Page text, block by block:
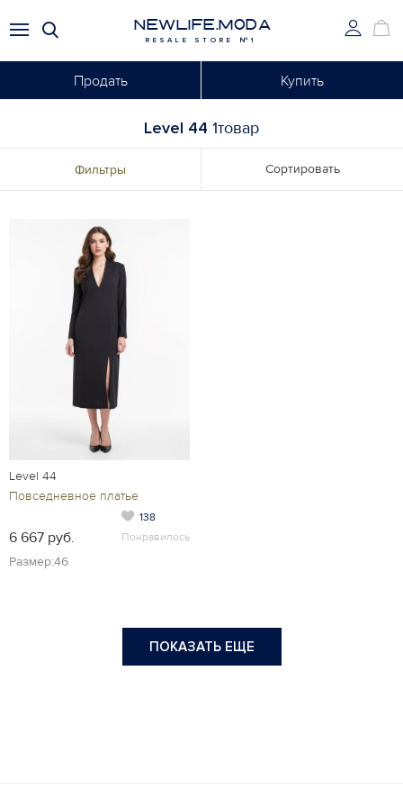
NEWLIFE.MODA
RESALE STORE №1
Продать Купить
Level 44 1товар
Фильтры Сортировать
Level 44
Повседневное платье
6 667 руб.
138
Понравилось
Размер:46
ПОКАЗАТЬ ЕЩЕ